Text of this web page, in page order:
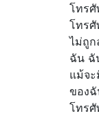
โทร
โทร
ไม่ถูก
ฉัน ฉั
แม้จะ
ของฉั
โทร